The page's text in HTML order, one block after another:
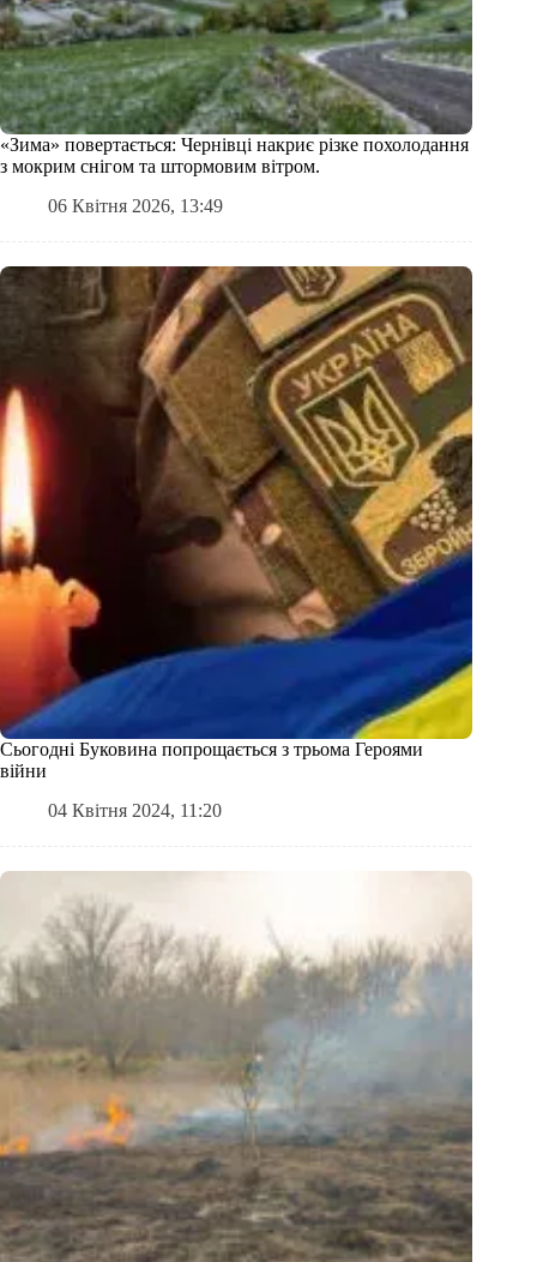
«Зима» повертається: Чернівці накриє різке похолодання
з мокрим снігом та штормовим вітром.
06 Квітня 2026, 13:49
Сьогодні Буковина попрощається з трьома Героями
війни
04 Квітня 2024, 11:20